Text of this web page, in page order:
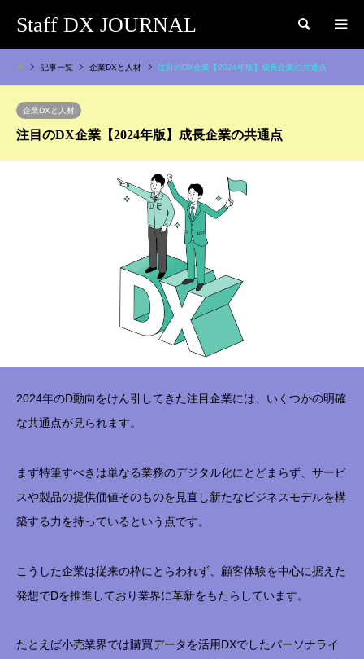
Staff DX JOURNAL 検索
記事一覧 企業DXと人材 注目のDX企業【2024年版】成長企業の共通点
企業DXと人材
注目のDX企業【2024年版】成長企業の共通点
2024年のD動向をけん引してきた注目企業には、いくつかの明確
な共通点が見られます。
まず特筆すべきは単なる業務のデジタル化にとどまらず、サービ
スや製品の提供価値そのものを見直し新たなビジネスモデルを構
築する力を持っているという点です。
こうした企業は従来の枠にとらわれず、顧客体験を中心に据えた
発想でDを推進しており業界に革新をもたらしています。
たとえば小売業界では購買データを活用DXでしたパーソナライ